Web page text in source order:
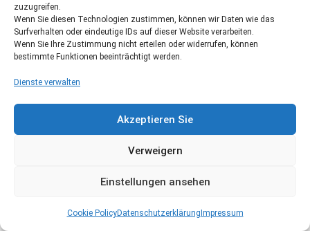
zuzugreifen.
Wenn Sie diesen Technologien zustimmen, können wir Daten wie das
Surfverhalten oder eindeutige IDs auf dieser Website verarbeiten.
Wenn Sie Ihre Zustimmung nicht erteilen oder widerrufen, können
bestimmte Funktionen beeinträchtigt werden.
Dienste verwalten
Akzeptieren Sie
Verweigern
Einstellungen ansehen
Cookie PolicyDatenschutzerklärung Impressum